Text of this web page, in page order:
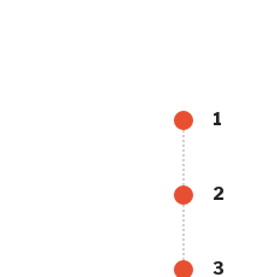
1
2
3
le opportunità riservate